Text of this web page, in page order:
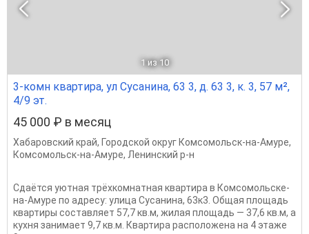
1 из 10
3-комн квартира, ул Сусанина, 63 3, д. 63 3, к. 3, 57 м²,
4/9 эт.
45 000 ₽ в месяц
Хабаровский край, Городской округ Комсомольск-на-Амуре,
Комсомольск-на-Амуре, Ленинский р-н
Сдаётся уютная трёхкомнатная квартира в Комсомольске-
на-Амуре по адресу: улица Сусанина, 63к3. Общая площадь
квартиры составляет 57,7 кв.м, жилая площадь — 37,6 кв.м, а
кухня занимает 9,7 кв.м. Квартира расположена на 4 этаже